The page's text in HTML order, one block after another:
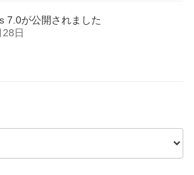
7.0が公開されました
日